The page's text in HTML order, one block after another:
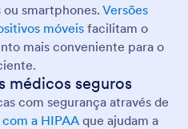
smartphones. Versões
móveisfacilitam o
mais conveniente para o
médicos seguros
com segurança através de
a HIPAAque ajudam a